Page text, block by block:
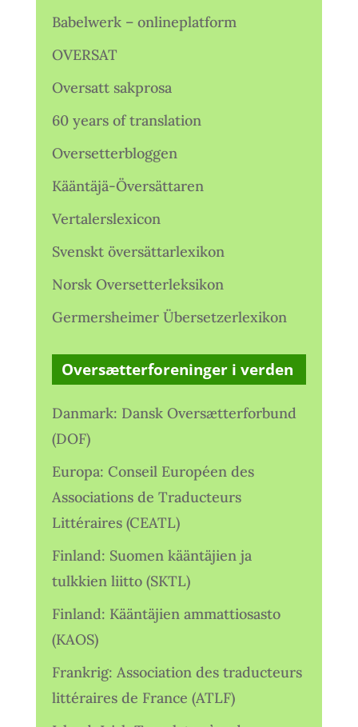
Babelwerk – onlineplatform
OVERSAT
Oversatt sakprosa
60 years of translation
Oversetterbloggen
Kääntäjä-Översättaren
Vertalerslexicon
Svenskt översättarlexikon
Norsk Oversetterleksikon
Germersheimer Übersetzerlexikon
Oversætterforeninger i verden
Danmark: Dansk Oversætterforbund
(DOF)
Europa: Conseil Européen des
Associations de Traducteurs
Littéraires (CEATL)
Finland: Suomen kääntäjien ja
tulkkien liitto (SKTL)
Finland: Kääntäjien ammattiosasto
(KAOS)
Frankrig: Association des traducteurs
littéraires de France (ATLF)